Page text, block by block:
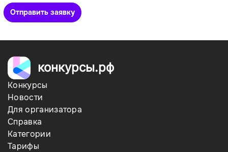
Отправить заявку
конкурсы.рф
Конкурсы
Новости
Для организатора
Справка
Категории
Тарифы